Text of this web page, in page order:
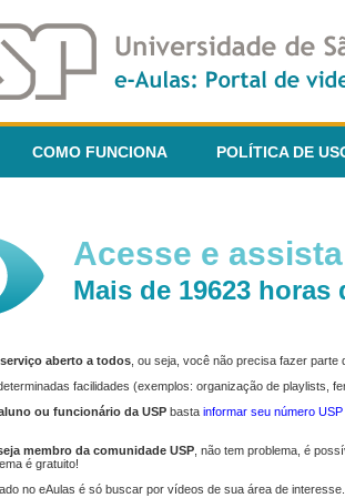
COMO FUNCIONA POLÍTICA DE
Acesse e
Mais de 19623 horas
aberto a todos , ou seja, você não precisa fazer
facilidades (exemplos: organização de playlists,
ou funcionário da USP basta informar seu número
membro da comunidade USP , não tem problema, é
é gratuito!
no eAulas é só buscar por vídeos de sua área de